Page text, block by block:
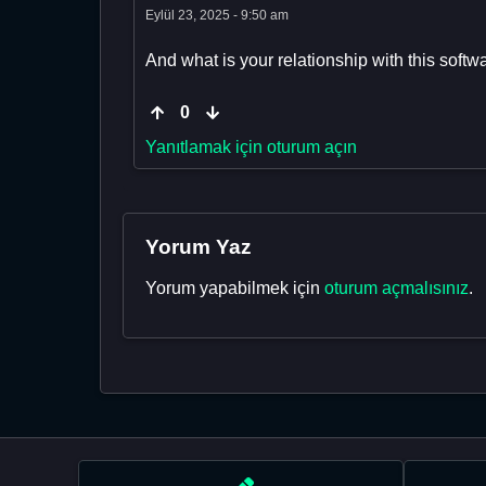
Eylül 23, 2025 - 9:50 am
And what is your relationship with this
0
Yanıtlamak için oturum açın
Yorum Yaz
Yorum yapabilmek için oturum açmalısınız.